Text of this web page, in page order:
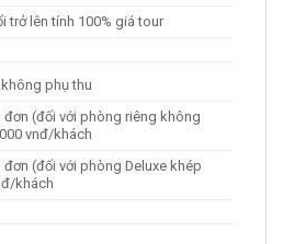
trở lên tính 100% giá tour
phụ thu
đơn (đối với phòng riêng không
vnđ/khách
đơn (đối với phòng Deluxe khép
khách